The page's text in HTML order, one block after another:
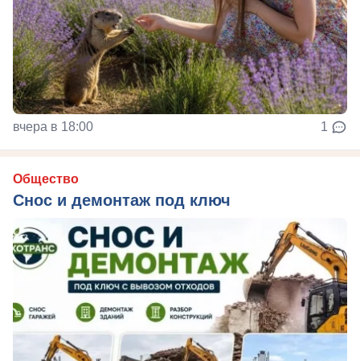
вчера в 18:00 1
Общество
Снос и демонтаж под ключ